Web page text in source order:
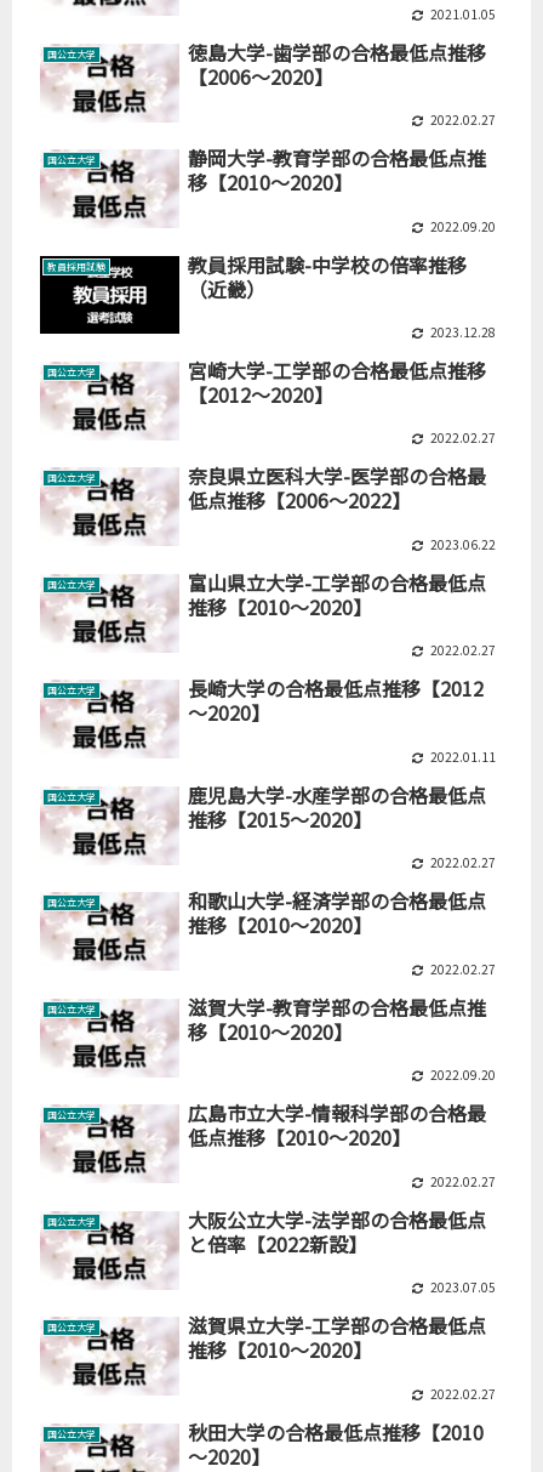
2021.01.05
国公立大学
徳島大学-歯学部の合格最低点推移
【2006～2020】
2022.02.27
国公立大学
静岡大学-教育学部の合格最低点推
移【2010～2020】
2022.09.20
教員採用試験
教員採用試験-中学校の倍率推移
（近畿）
2023.12.28
国公立大学
宮崎大学-工学部の合格最低点推移
【2012～2020】
2022.02.27
国公立大学
奈良県立医科大学-医学部の合格最
低点推移【2006～2022】
2023.06.22
国公立大学
富山県立大学-工学部の合格最低点
推移【2010～2020】
2022.02.27
国公立大学
長崎大学の合格最低点推移【2012
～2020】
2022.01.11
国公立大学
鹿児島大学-水産学部の合格最低点
推移【2015～2020】
2022.02.27
国公立大学
和歌山大学-経済学部の合格最低点
推移【2010～2020】
2022.02.27
国公立大学
滋賀大学-教育学部の合格最低点推
移【2010～2020】
2022.09.20
国公立大学
広島市立大学-情報科学部の合格最
低点推移【2010～2020】
2022.02.27
国公立大学
大阪公立大学-法学部の合格最低点
と倍率【2022新設】
2023.07.05
国公立大学
滋賀県立大学-工学部の合格最低点
推移【2010～2020】
2022.02.27
国公立大学
秋田大学の合格最低点推移【2010
～2020】